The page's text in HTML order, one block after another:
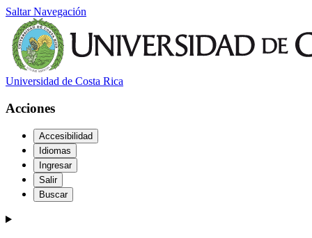
Saltar Navegación
Universidad de Costa Rica
Acciones
Accesibilidad
Idiomas
Ingresar
Salir
Buscar